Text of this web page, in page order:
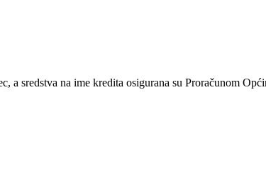
na ime kredita osigurana su Proračunom